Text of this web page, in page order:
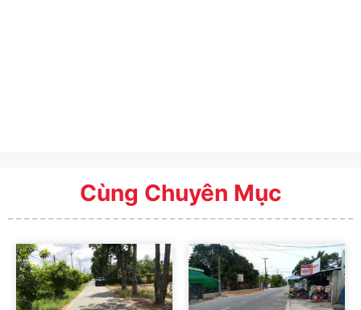
Cùng Chuyên Mục